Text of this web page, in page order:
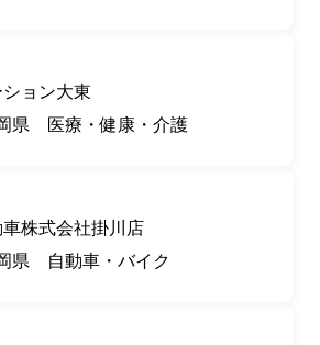
ョン大東
県 医療・健康・介護
株式会社掛川店
県 自動車・バイク